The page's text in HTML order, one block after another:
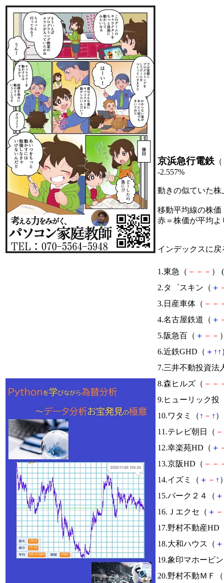
京浜急行電鉄 （
-2.557%
動きの似ていた
移動平均線の株価
赤＝株価が平均
インデックスに戻
1.東急（ － － － ） (
2.タ゜スキン（ ＋
3.日産車体（ － －
4.名古屋鉄道（ ＋
5.阪急百（ ＋ － －
6.近鉄GHD（ ＋ ↑ ↑
7.三井不動投資法
8.森ヒルズ（ － －
9.ヒューリック投
10.ワタミ（ ↑ － ↑
11.テレビ朝日（ －
12.幸楽苑HD（ ＋
13.京阪HD（ － －
14.イズミ（ ＋ － ↑
15.パーク２４（ ＋
16.Ｊエクセ（ ＋ －
17.野村不動産HD
18.大和ハウス（ ＋
19.象印マホービ
20.野村不動ＭＦ（